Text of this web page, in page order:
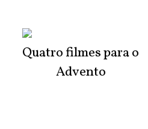
Quatro filmes para o
Advento